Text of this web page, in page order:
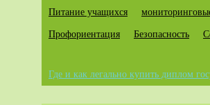
Питание учащихся
Профориентация Безопасность
Где и как легально купить диплом